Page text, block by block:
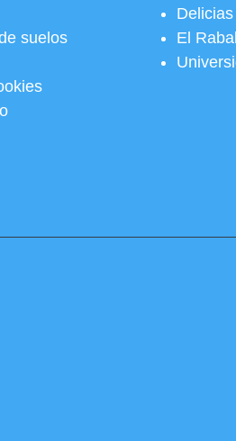
suelos
Delicias
El Rabal